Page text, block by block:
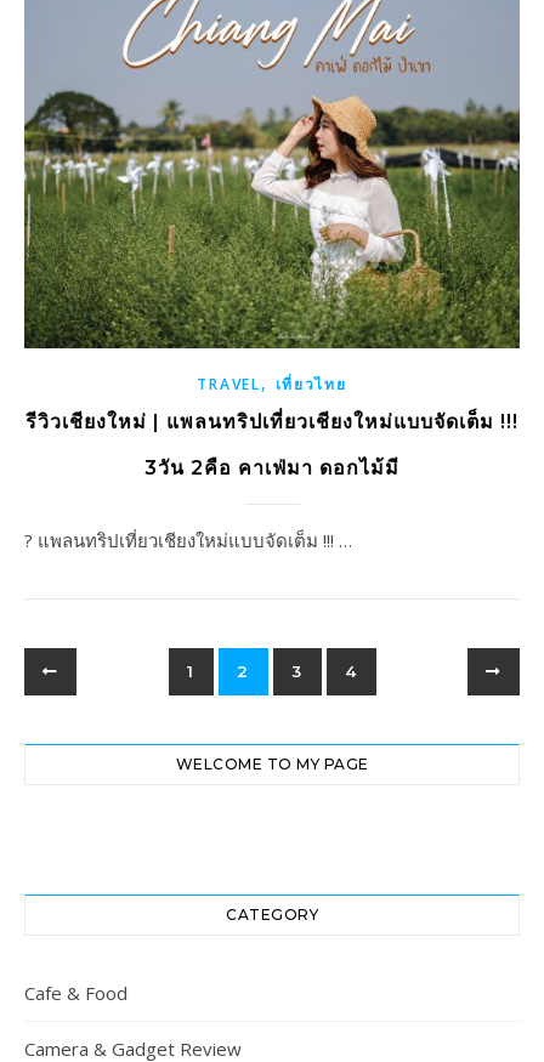
TRAVEL, เที่ยวไทย
รีวิวเชียงใหม่ | แพลนทริปเที่ยวเชียงใหม่แบบจัดเต็ม !!!
3วัน 2คือ คาเฟ่มา ดอกไม้มี
? แพลนทริปเที่ยวเชียงใหม่แบบจัดเต็ม !!! …
1 2 3 4
WELCOME TO MY PAGE
CATEGORY
Cafe & Food
Camera & Gadget Review